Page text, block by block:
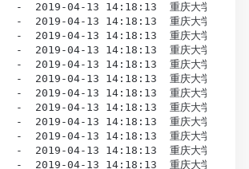
-  2019-04-13 14:18:13  重庆大
-  2019-04-13 14:18:13  重庆大
-  2019-04-13 14:18:13  重庆大
-  2019-04-13 14:18:13  重庆大
-  2019-04-13 14:18:13  重庆大
-  2019-04-13 14:18:13  重庆大
-  2019-04-13 14:18:13  重庆大
-  2019-04-13 14:18:13  重庆大学 市场
-  2019-04-13 14:18:13  重庆大
-  2019-04-13 14:18:13  重庆大
-  2019-04-13 14:18:13  重庆大
-  2019-04-13 14:18:13  重庆大